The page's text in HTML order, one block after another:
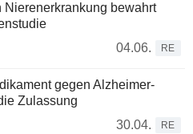
Nierenerkrankung bewahrt
04.06.
RE
gegen Alzheimer-
Zulassung
30.04.
RE